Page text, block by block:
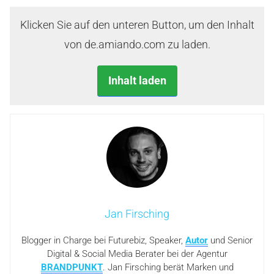
Klicken Sie auf den unteren Button, um den Inhalt
von de.amiando.com zu laden.
Inhalt laden
Jan Firsching
Blogger in Charge bei Futurebiz, Speaker, Autor und Senior
Digital & Social Media Berater bei der Agentur
BRANDPUNKT. Jan Firsching berät Marken und